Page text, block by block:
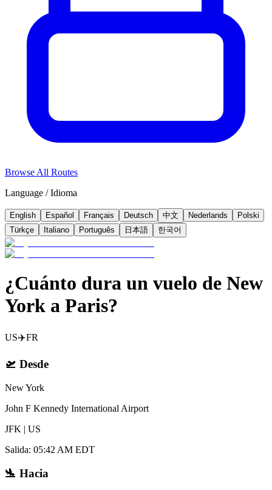
Browse All Routes
Language / Idioma
English Español Français Deutsch 中文 Nederlands
Polski
Türkçe
Italiano Português 日本語 한국어
¿Cuánto dura un vuelo de New
York a Paris?
US✈️FR
🛫 Desde
New York
John F Kennedy International Airport
JFK | US
Salida: 05:42 AM EDT
🛬 Hacia